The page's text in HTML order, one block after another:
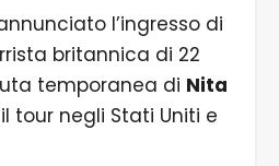
l’ingresso di
britannica di 22
temporanea di Nita
tour negli Stati Uniti e